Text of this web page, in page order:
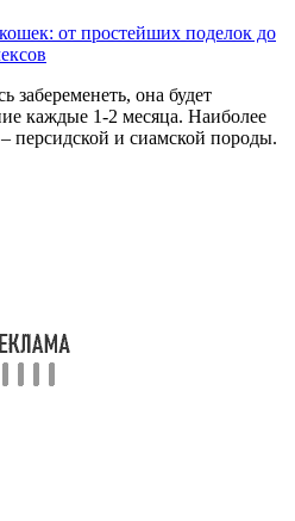
от простейших поделок до
забеременеть, она будет
каждые 1-2 месяца. Наиболее
персидской и сиамской породы.